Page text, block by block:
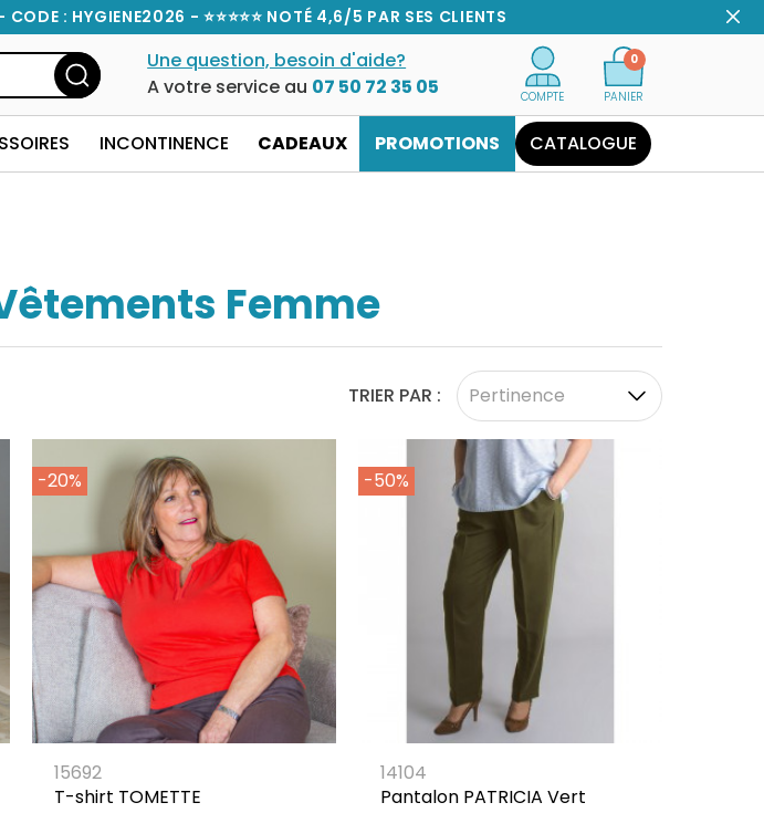
: HYGIENE2026 - ⭐⭐⭐⭐⭐ NOTÉ 4,6/5 PAR SES CLIENTS
Une question, besoin d'aide?
A votre service au 07 50 72 35 05 COMPTE PANIER
0
INCONTINENCE CADEAUX PROMOTIONS CATALOGUE
Femme
TRIER PAR : Pertinence
-20%
15692
T-shirt TOMETTE
-50%
14104
Pantalon PATRICIA Vert